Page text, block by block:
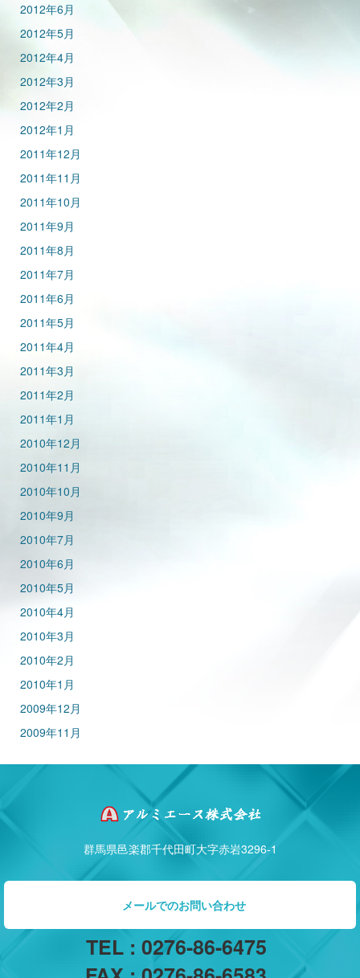
2012年6月
2012年5月
2012年4月
2012年3月
2012年2月
2012年1月
2011年12月
2011年11月
2011年10月
2011年9月
2011年8月
2011年7月
2011年6月
2011年5月
2011年4月
2011年3月
2011年2月
2011年1月
2010年12月
2010年11月
2010年10月
2010年9月
2010年7月
2010年6月
2010年5月
2010年4月
2010年3月
2010年2月
2010年1月
2009年12月
2009年11月
群馬県邑楽郡千代田町大字赤岩3296-1
メールでのお問い合わせ
TEL : 0276-86-6475